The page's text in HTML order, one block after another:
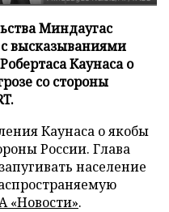
Миндаугас
высказываниями
Каунаса о
со стороны
Каунаса о якобы
России. Глава
население
«Новости».